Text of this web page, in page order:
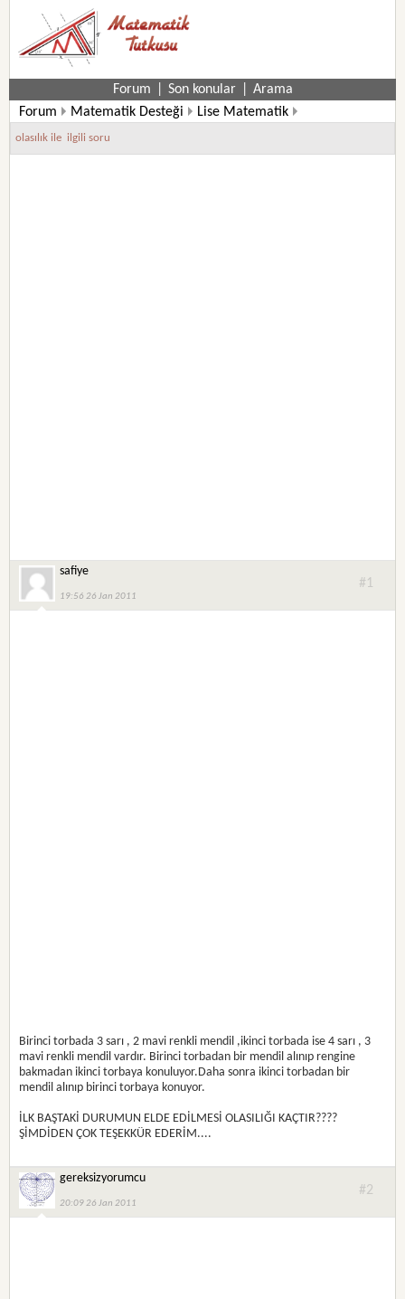
Forum Son konular
Arama
Forum
Matematik Desteği
Lise Matematik
11. Sınıf Matematik Soruları
olasılık ile  ilgili soru
safiye
19:56 26 Jan 2011
#1
Birinci torbada 3 sarı , 2 mavi renkli mendil ,ikinci torbada ise 4 sarı , 3
mavi renkli mendil vardır. Birinci torbadan bir mendil alınıp rengine
bakmadan ikinci torbaya konuluyor.Daha sonra ikinci torbadan bir
mendil alınıp birinci torbaya konuyor.
İLK BAŞTAKİ DURUMUN ELDE EDİLMESİ OLASILIĞI KAÇTIR????
ŞİMDİDEN ÇOK TEŞEKKÜR EDERİM....
gereksizyorumcu
20:09 26 Jan 2011
#2